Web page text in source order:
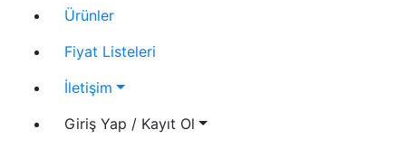
Ürünler
Fiyat Listeleri
İletişim
Giriş Yap / Kayıt Ol